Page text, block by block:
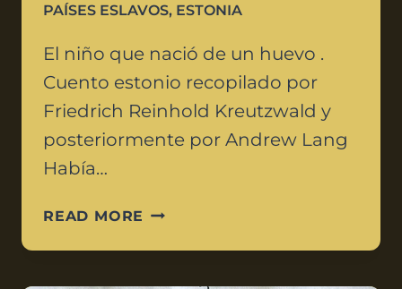
PAÍSES ESLAVOS, ESTONIA
El niño que nació de un huevo .
Cuento estonio recopilado por
Friedrich Reinhold Kreutzwald y
posteriormente por Andrew Lang
Había…
READ MORE